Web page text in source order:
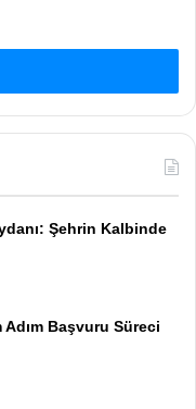
Şehrin Kalbinde
Adım Başvuru Süreci